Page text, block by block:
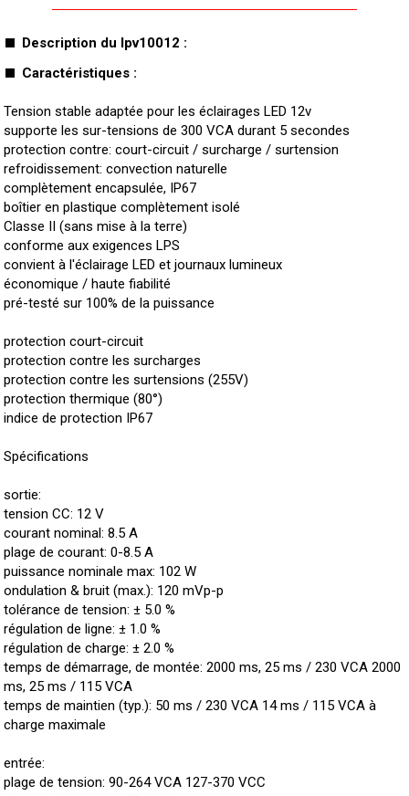
Description du lpv10012 :
Caractéristiques :
Tension stable adaptée pour les éclairages LED 12v
supporte les sur-tensions de 300 VCA durant 5 secondes
protection contre: court-circuit / surcharge / surtension
refroidissement: convection naturelle
complètement encapsulée, IP67
boîtier en plastique complètement isolé
Classe II (sans mise à la terre)
conforme aux exigences LPS
convient à l'éclairage LED et journaux lumineux
économique / haute fiabilité
pré-testé sur 100% de la puissance
protection court-circuit
protection contre les surcharges
protection contre les surtensions (255V)
protection thermique (80°)
indice de protection IP67
Spécifications
sortie:
tension CC: 12 V
courant nominal: 8.5 A
plage de courant: 0-8.5 A
puissance nominale max: 102 W
ondulation & bruit (max.): 120 mVp-p
tolérance de tension: ± 5.0 %
régulation de ligne: ± 1.0 %
régulation de charge: ± 2.0 %
temps de démarrage, de montée: 2000 ms, 25 ms / 230 VCA 2000
ms, 25 ms / 115 VCA
temps de maintien (typ.): 50 ms / 230 VCA 14 ms / 115 VCA à
charge maximale
entrée:
plage de tension: 90-264 VCA 127-370 VCC